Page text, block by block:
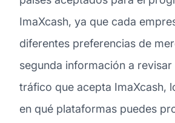
ImaXcash, ya que cada
diferentes preferencias de
segunda información a revisar
tráfico que acepta ImaXcash,
en qué plataformas puedes